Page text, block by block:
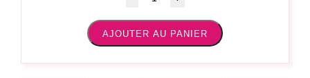
AJOUTER AU PANIER